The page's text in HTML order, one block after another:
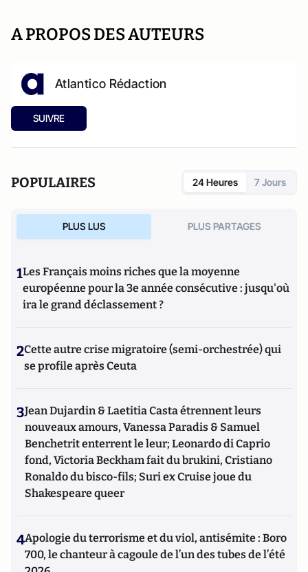
A PROPOS DES AUTEURS
Atlantico Rédaction
SUIVRE
POPULAIRES 24 Heures 7 Jours
PLUS LUS PLUS PARTAGES
1Les Français moins riches que la moyenne
européenne pour la 3e année consécutive : jusqu'où
ira le grand déclassement ?
2Cette autre crise migratoire (semi-orchestrée) qui
se profile après Ceuta
3Jean Dujardin & Laetitia Casta étrennent leurs
nouveaux amours, Vanessa Paradis & Samuel
Benchetrit enterrent le leur; Leonardo di Caprio
fond, Victoria Beckham fait du brukini, Cristiano
Ronaldo du bisco-fils; Suri ex Cruise joue du
Shakespeare queer
4Apologie du terrorisme et du viol, antisémite : Boro
700, le chanteur à cagoule de l’un des tubes de l’été